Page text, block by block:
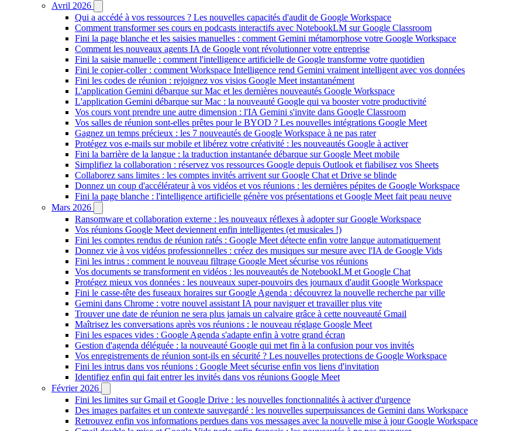
Avril 2026
Qui a accédé à vos ressources ? Les nouvelles capacités d'audit de Google Workspace
Comment transformer ses cours en podcasts interactifs avec NotebookLM sur Google Classroom
Fini la page blanche et les saisies manuelles : comment Gemini métamorphose votre Google Workspace
Comment les nouveaux agents IA de Google vont révolutionner votre entreprise
Fini la saisie manuelle : comment l'intelligence artificielle de Google transforme votre quotidien
Fini le copier-coller : comment Workspace Intelligence rend Gemini vraiment intelligent avec vos données
Fini les codes de réunion : rejoignez vos visios Google Meet instantanément
L'application Gemini débarque sur Mac et les dernières nouveautés Google Workspace
L'application Gemini débarque sur Mac : la nouveauté Google qui va booster votre productivité
Vos cours vont prendre une autre dimension : l'IA Gemini s'invite dans Google Classroom
Vos salles de réunion sont-elles prêtes pour le BYOD ? Les nouvelles intégrations Google Meet
Gagnez un temps précieux : les 7 nouveautés de Google Workspace à ne pas rater
Protégez vos e-mails sur mobile et libérez votre créativité : les nouveautés Google à activer
Fini la barrière de la langue : la traduction instantanée débarque sur Google Meet mobile
Simplifiez la collaboration : réservez vos ressources Google depuis Outlook et fiabilisez vos Sheets
Collaborez sans limites : les comptes invités arrivent sur Google Chat et Drive se blinde
Donnez un coup d'accélérateur à vos vidéos et vos réunions : les dernières pépites de Google Workspace
Fini la page blanche : l'intelligence artificielle génère vos présentations et Google Meet fait peau neuve
Mars 2026
Ransomware et collaboration externe : les nouveaux réflexes à adopter sur Google Workspace
Vos réunions Google Meet deviennent enfin intelligentes (et musicales !)
Fini les comptes rendus de réunion ratés : Google Meet détecte enfin votre langue automatiquement
Donnez vie à vos vidéos professionnelles : créez des musiques sur mesure avec l'IA de Google Vids
Fini les intrus : comment le nouveau filtrage Google Meet sécurise vos réunions
Vos documents se transforment en vidéos : les nouveautés de NotebookLM et Google Chat
Protégez mieux vos données : les nouveaux super-pouvoirs des journaux d'audit Google Workspace
Fini le casse-tête des fuseaux horaires sur Google Agenda : découvrez la nouvelle recherche par ville
Gemini dans Chrome : votre nouvel assistant IA pour naviguer et travailler plus vite
Trouver une date de réunion ne sera plus jamais un calvaire grâce à cette nouveauté Gmail
Maîtrisez les conversations après vos réunions : le nouveau réglage Google Meet
Fini les espaces vides : Google Agenda s'adapte enfin à votre grand écran
Gestion d'agenda déléguée : la nouveauté Google qui met fin à la confusion pour vos invités
Vos enregistrements de réunion sont-ils en sécurité ? Les nouvelles protections de Google Workspace
Fini les intrus dans vos réunions : Google Meet sécurise enfin vos liens d'invitation
Identifiez enfin qui fait entrer les invités dans vos réunions Google Meet
Février 2026
Fini les limites sur Gmail et Google Drive : les nouvelles fonctionnalités à activer d'urgence
Des images parfaites et un contexte sauvegardé : les nouvelles superpuissances de Gemini dans Workspace
Retrouvez enfin vos informations perdues dans vos messages avec la nouvelle mise à jour Google Workspace